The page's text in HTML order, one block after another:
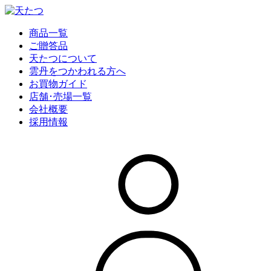
商品一覧
ご贈答品
天たつについて
雲丹をつかわれる方へ
お買物ガイド
店舗･売場一覧
会社概要
採用情報